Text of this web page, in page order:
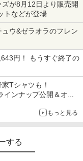
ズが8月12日より販売開
トなどが登場
ウ&ゼラオラのフレン
円！ もうすぐ終了の
」が67%オフで990円
Tシャツも！
ンナップ公開＆オン
もっと見る
する